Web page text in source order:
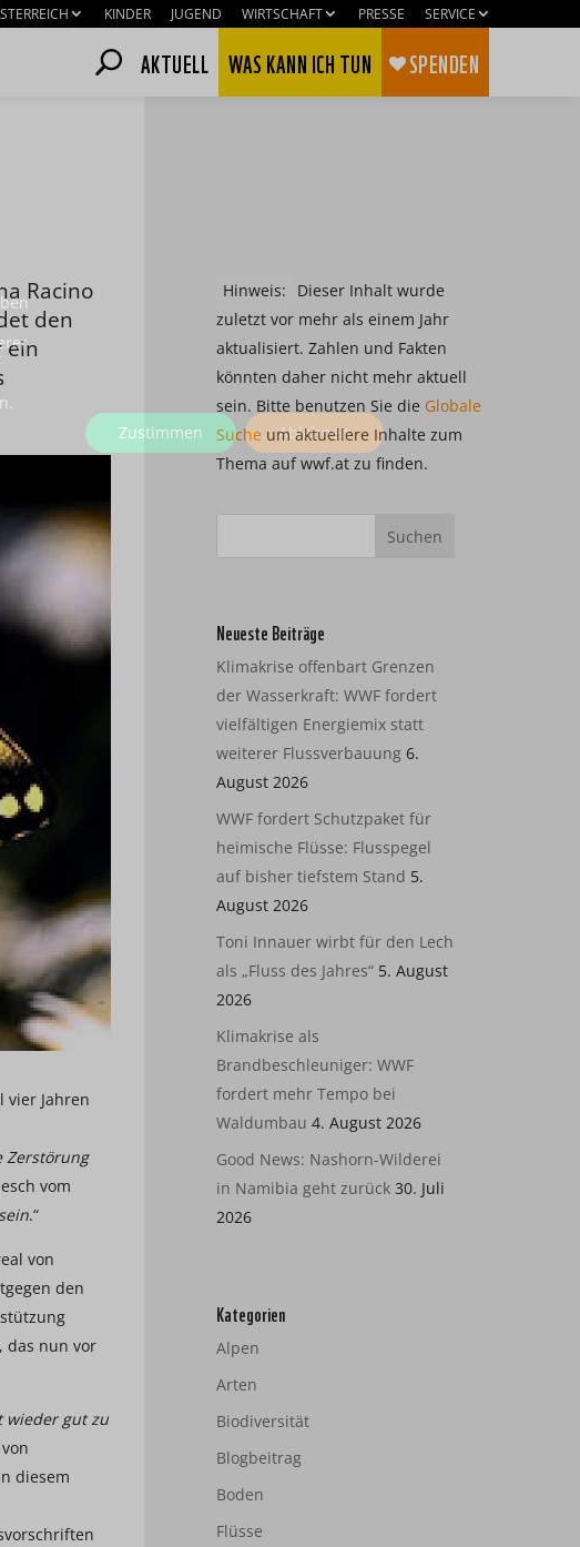
KINDER JUGEND WIRTSCHAFT PRESSE SERVICE
AKTUELL WAS KANN ICH TUN SPENDEN
Racino
den
ein
vier Jahren
Zerstörung
vom
.“
von
den
das nun vor
wieder gut zu
diesem
Hinweis:
Dieser Inhalt wurde
zuletzt vor mehr als einem Jahr
aktualisiert. Zahlen und Fakten
könnten daher nicht mehr aktuell
sein. Bitte benutzen Sie die Globale
Suche um aktuellere Inhalte zum
Thema auf wwf.at zu finden.
Neueste Beiträge
Klimakrise offenbart Grenzen
der Wasserkraft: WWF fordert
vielfältigen Energiemix statt
weiterer Flussverbauung 6.
August 2026
WWF fordert Schutzpaket für
heimische Flüsse: Flusspegel
auf bisher tiefstem Stand 5.
August 2026
Toni Innauer wirbt für den Lech
als „Fluss des Jahres“ 5. August
2026
Klimakrise als
Brandbeschleuniger: WWF
fordert mehr Tempo bei
Waldumbau 4. August 2026
Good News: Nashorn-Wilderei
in Namibia geht zurück 30. Juli
2026
Kategorien
Alpen
Arten
Biodiversität
Blogbeitrag
Boden
Flüsse
Zustimmen Ablehnen